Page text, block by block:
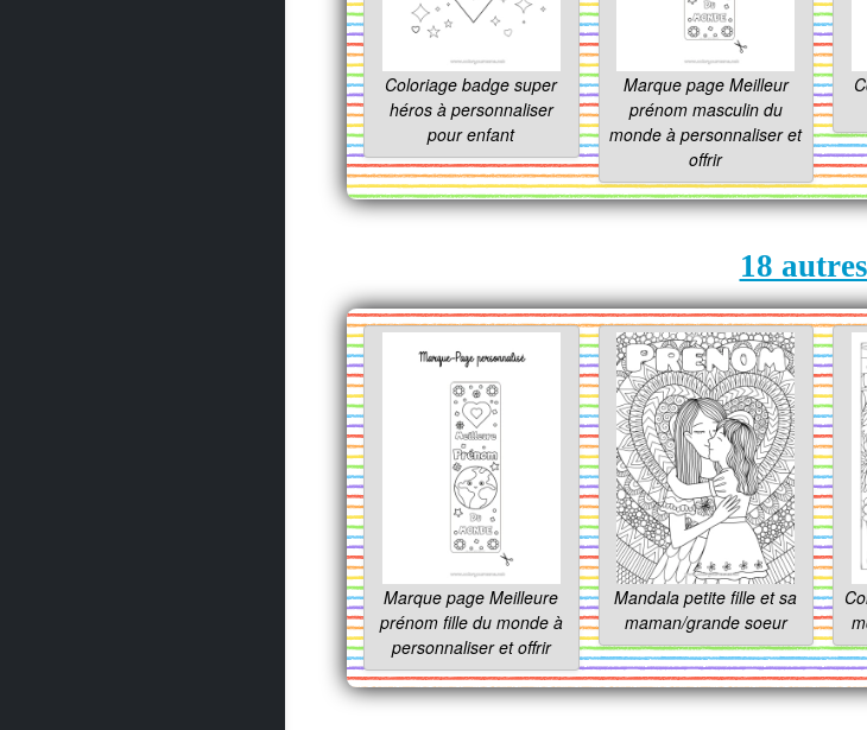
Coloriage badge super
héros à personnaliser
pour enfant
Marque page Meilleur
prénom masculin du
monde à personnaliser et
offrir
18
Marque page Meilleure
prénom fille du monde à
personnaliser et offrir
Mandala petite fille et sa
maman/grande soeur